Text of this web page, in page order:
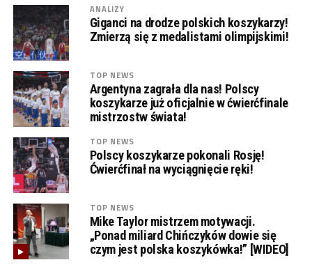
ANALIZY
Giganci na drodze polskich koszykarzy!
Zmierzą się z medalistami olimpijskimi!
TOP NEWS
Argentyna zagrała dla nas! Polscy
koszykarze już oficjalnie w ćwierćfinale
mistrzostw świata!
TOP NEWS
Polscy koszykarze pokonali Rosję!
Ćwierćfinał na wyciągnięcie ręki!
TOP NEWS
Mike Taylor mistrzem motywacji.
„Ponad miliard Chińczyków dowie się
czym jest polska koszykówka!” [WIDEO]